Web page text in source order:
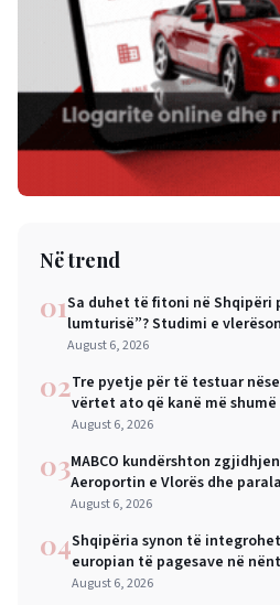
Në trend
01Sa duhet të fitoni në Shqipëri
lumturisë”? Studimi e
August 6, 2026
02Tre pyetje për të testuar
vërtet ato që kanë më shumë
August 6, 2026
03MABCO kundërshton
Aeroportin e Vlorës dhe
ndërkombëtar
August 6, 2026
04Shqipëria synon të
europian të pagesave në
mëdha për qytetarët dhe
August 6, 2026